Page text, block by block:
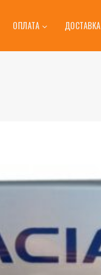
ОПЛАТА ДОСТАВКА